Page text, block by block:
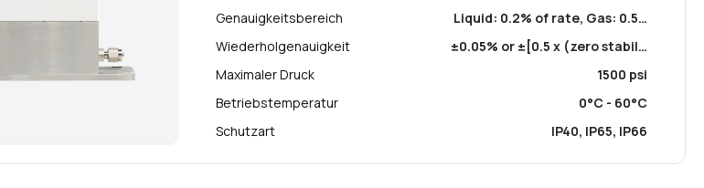
Genauigkeitsbereich
Liquid: 0.2% of rate, Gas: 0.5…
Wiederholgenauigkeit
±0.05% or ±[0.5 x (zero stabil…
Maximaler Druck
1500 psi
Betriebstemperatur
0°C - 60°C
Schutzart
IP40, IP65, IP66